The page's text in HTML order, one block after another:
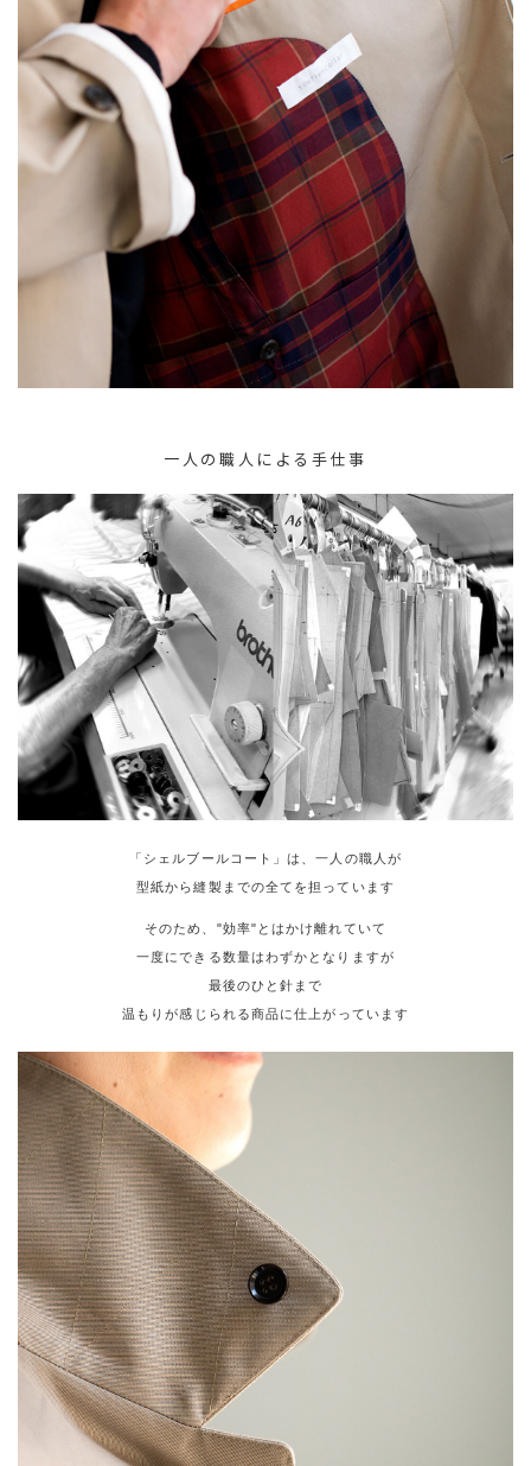
一人の職人による手仕事
「シェルブールコート」は、一人の職人が
型紙から縫製までの全てを担っています
そのため、"効率"とはかけ離れていて
一度にできる数量はわずかとなりますが
最後のひと針まで
温もりが感じられる商品に仕上がっています